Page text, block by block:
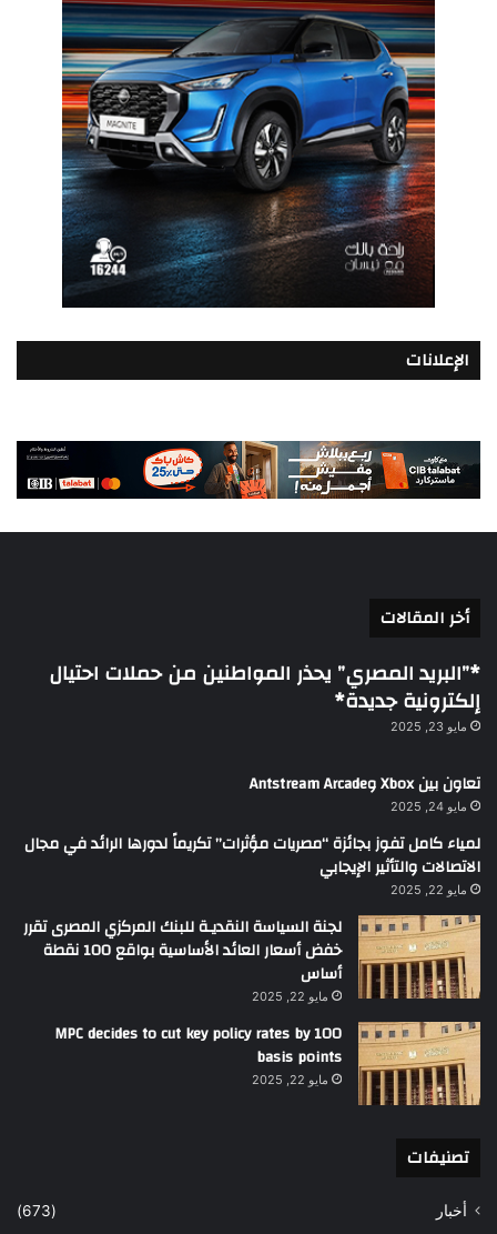
الإعلانات
أخر المقالات
*”البريد المصري” يحذر المواطنين من حملات احتيال
إلكترونية جديدة*
مايو 23, 2025
تعاون بين Xbox وAntstream Arcade
مايو 24, 2025
لمياء كامل تفوز بجائزة “مصريات مؤثرات” تكريماً لدورها الرائد في مجال
الاتصالات والتأثير الإيجابي
مايو 22, 2025
لجنة السياسة النقديـة للبنك المركزي المصرى تقرر
خفض أسعار العائد الأساسية بواقع 100 نقطة
أساس
مايو 22, 2025
MPC decides to cut key policy rates by 100
basis points
مايو 22, 2025
تصنيفات
أخبار
(673)